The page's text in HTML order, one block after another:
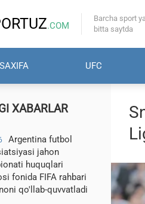
.COM
Barcha sport
bitta saytda
UFC
XABARLAR
Argentina futbol
jahon
huquqlari
fonida FIFA rahbari
qo'llab-quvvatladi